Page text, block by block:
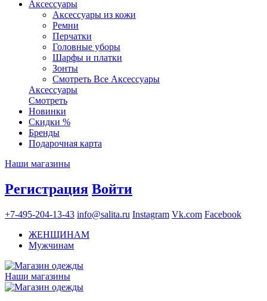
Аксессуары
Аксессуары из кожи
Ремни
Перчатки
Головные уборы
Шарфы и платки
Зонты
Смотреть Все Аксессуары
Аксессуары
Смотреть
Новинки
Скидки %
Бренды
Подарочная карта
Наши магазины
Регистрация Войти
+7-495-204-13-43 info@salita.ru Instagram Vk.com Facebook
ЖЕНЩИНАМ
Мужчинам
Наши магазины